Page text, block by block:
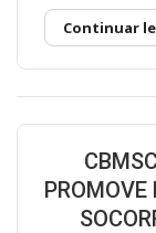
Continuar
PROMOVE